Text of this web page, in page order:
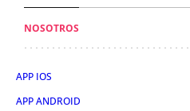
NOSOTROS
APP IOS
APP ANDROID